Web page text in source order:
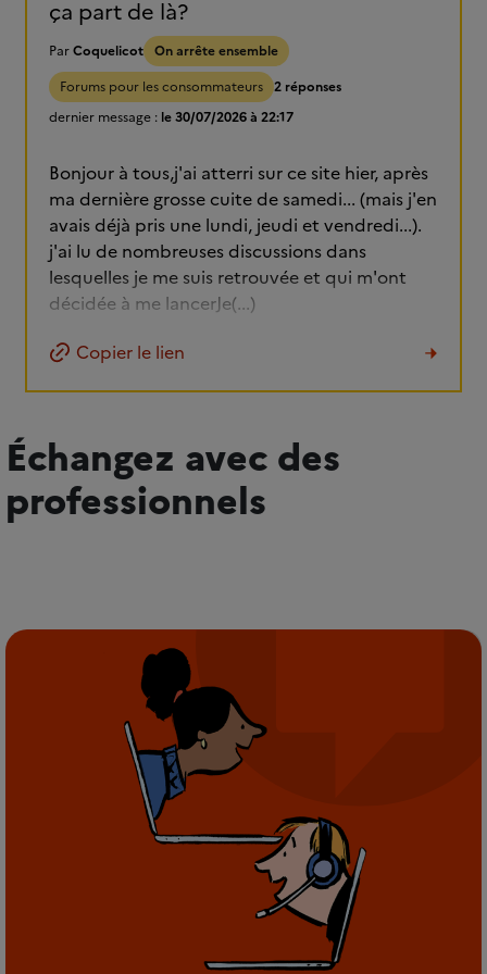
ça part de là?
ParCoquelicot On arrête ensemble
Forums pour les consommateurs 2 réponses
dernier message : le 30/07/2026 à 22:17
Bonjour à tous,j'ai atterri sur ce site hier, après
ma dernière grosse cuite de samedi... (mais j'en
avais déjà pris une lundi, jeudi et vendredi...).
j'ai lu de nombreuses discussions dans
lesquelles je me suis retrouvée et qui m'ont
décidée à me lancerJe(...)
Copier le lien
Échangez avec des
professionnels